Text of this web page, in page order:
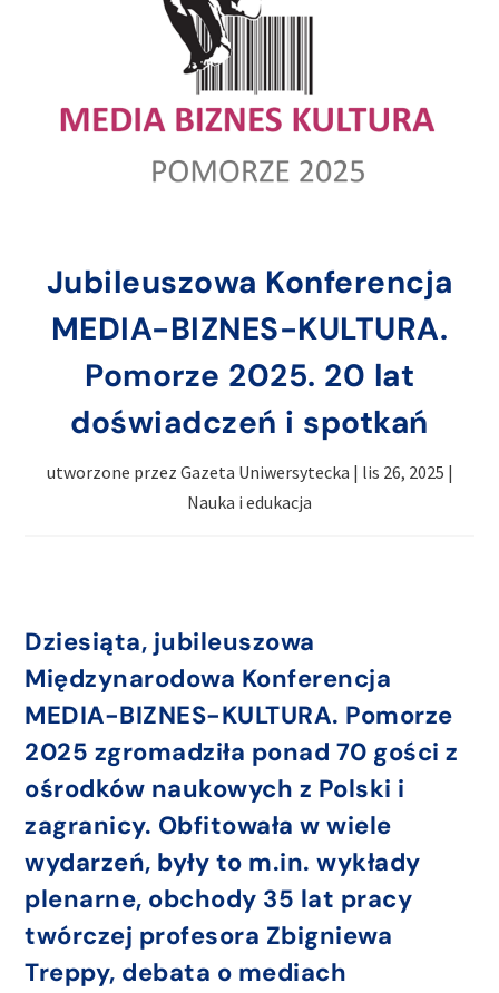
Jubileuszowa Konferencja
MEDIA-BIZNES-KULTURA.
Pomorze 2025. 20 lat
doświadczeń i spotkań
utworzone przez Gazeta Uniwersytecka | lis 26, 2025 |
Nauka i edukacja
Dziesiąta, jubileuszowa
Międzynarodowa Konferencja
MEDIA-BIZNES-KULTURA. Pomorze
2025 zgromadziła ponad 70 gości z
ośrodków naukowych z Polski i
zagranicy. Obfitowała w wiele
wydarzeń, były to m.in. wykłady
plenarne, obchody 35 lat pracy
twórczej profesora Zbigniewa
Treppy, debata o mediach